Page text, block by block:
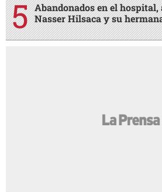
Abandonados en el hospital,
Nasser Hilsaca y su